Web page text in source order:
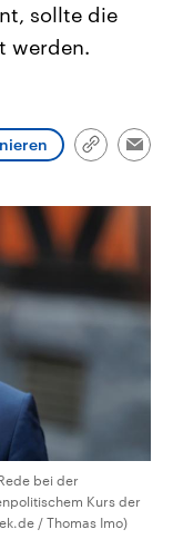
und
die Vereinigten
mächtigsten Ländern
sollte die
werden.
Link
bei der
Kurs der
/ Thomas Imo)